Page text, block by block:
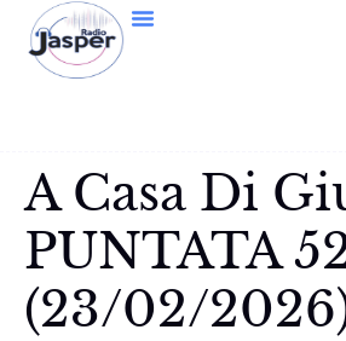
A Casa Di
PUNTATA
(23/02/